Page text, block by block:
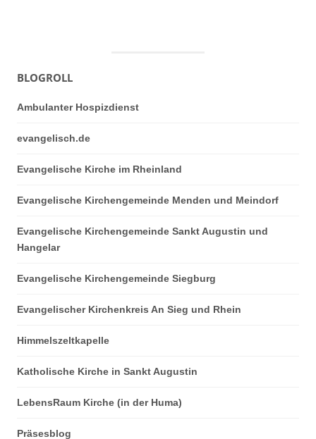
BLOGROLL
Ambulanter Hospizdienst
evangelisch.de
Evangelische Kirche im Rheinland
Evangelische Kirchengemeinde Menden und Meindorf
Evangelische Kirchengemeinde Sankt Augustin und
Hangelar
Evangelische Kirchengemeinde Siegburg
Evangelischer Kirchenkreis An Sieg und Rhein
Himmelszeltkapelle
Katholische Kirche in Sankt Augustin
LebensRaum Kirche (in der Huma)
Präsesblog